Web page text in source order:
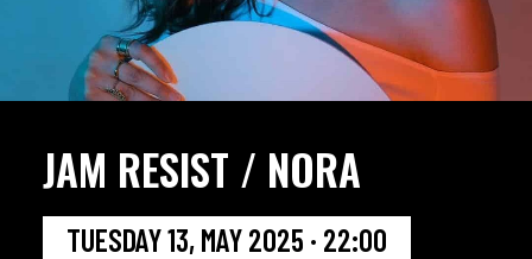
JAM RESIST / NORA
TUESDAY 13, MAY 2025 · 22:00